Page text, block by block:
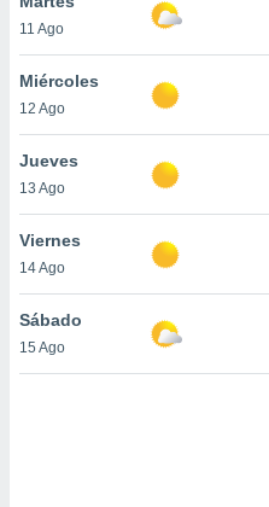
aceptar
de
sitio
En
sean
el sitio
ni para
o
11 Ago
Miércoles
12 Ago
Jueves
13 Ago
Viernes
14 Ago
Sábado
15 Ago